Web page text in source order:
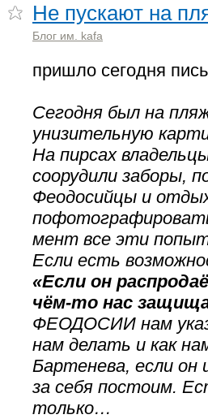
Не пускают на
Блог им. kafa
пришло сегодня
Сегодня был на
унизительную
На пирсах
соорудили заборы,
Феодосийцы и
мент все эти
Если есть
«Если он
чём-то нас
ФЕОДОСИИ нам
нам делать и как
Бартенева, если он
за себя постоим.
только…